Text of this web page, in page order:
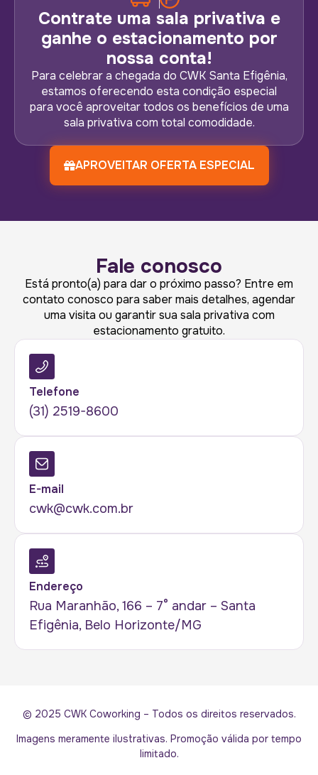
Contrate uma sala privativa e
ganhe o estacionamento por
nossa conta!
Para celebrar a chegada do CWK Santa Efigênia,
estamos oferecendo esta condição especial
para você aproveitar todos os benefícios de uma
sala privativa com total comodidade.
APROVEITAR OFERTA ESPECIAL
Fale conosco
Está pronto(a) para dar o próximo passo? Entre em
contato conosco para saber mais detalhes, agendar
uma visita ou garantir sua sala privativa com
estacionamento gratuito.
Telefone
(31) 2519-8600
E-mail
cwk@cwk.com.br
Endereço
Rua Maranhão, 166 – 7° andar – Santa
Efigênia, Belo Horizonte/MG
© 2025 CWK Coworking – Todos os direitos reservados.
Imagens meramente ilustrativas. Promoção válida por tempo
limitado.